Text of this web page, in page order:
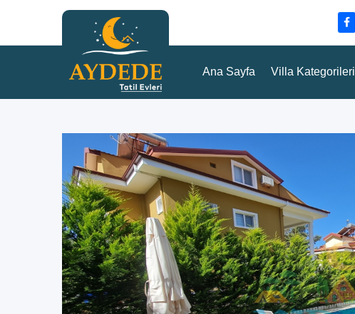
Ana Sayfa Villa Kategorileri